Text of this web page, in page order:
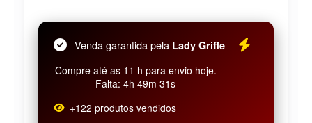
Venda garantida pela Lady Griffe
Compre até as 11 h para envio hoje.
Falta: 4h 49m 30s
+122 produtos vendidos